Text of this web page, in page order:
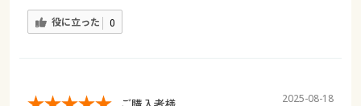
役に立った 0
2025-08-18